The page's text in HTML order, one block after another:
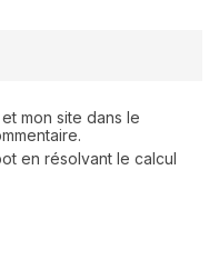
mon site dans le
en résolvant le calcul